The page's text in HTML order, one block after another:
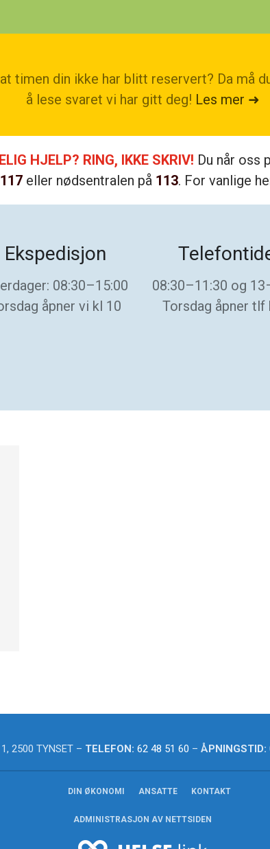
timen din ikke har blitt reservert? Da må
å lese svaret vi har gitt deg! Les mer ➜
HJELP? RING, IKKE SKRIV! Du når oss
eller nødsentralen på 113. For vanlige
Ekspedisjon
08:30–15:00
åpner vi kl 10
08:30–11:30 og
Torsdag åpner tlf
2500 TYNSET – TELEFON: 62 48 51 60 – ÅPNINGSTID:
DIN ØKONOMI ANSATTE KONTAKT
ADMINISTRASJON AV NETTSIDEN